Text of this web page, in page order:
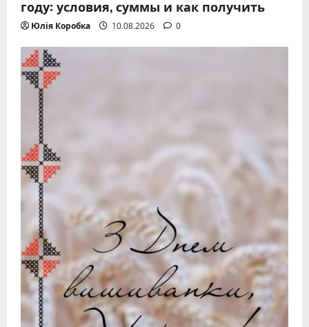
году: условия, суммы и как получить
Юлія Коробка 10.08.2026 0